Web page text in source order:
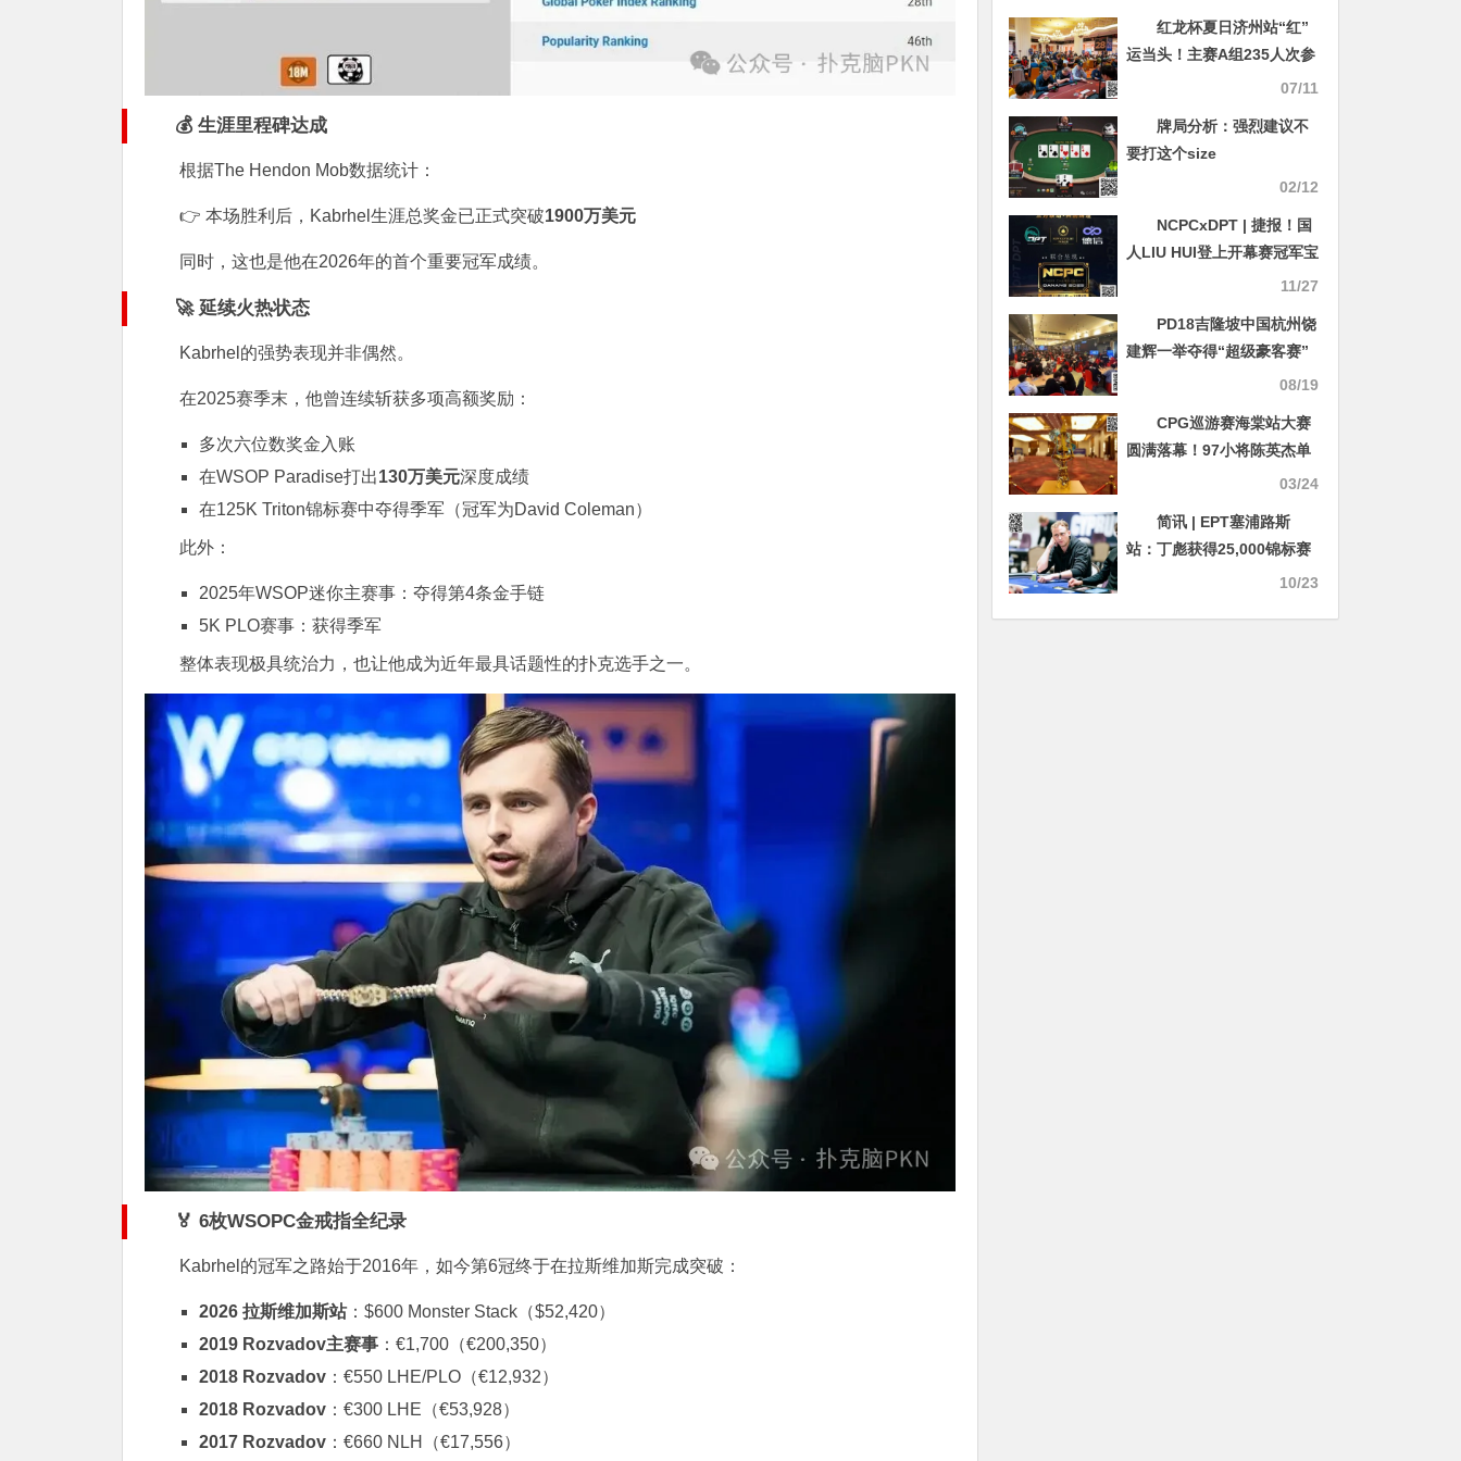
💰 生涯里程碑达成
根据The Hendon Mob数据统计：
👉 本场胜利后，Kabrhel生涯总奖金已正式突破1900万美元
同时，这也是他在2026年的首个重要冠军成绩。
🚀 延续火热状态
Kabrhel的强势表现并非偶然。
在2025赛季末，他曾连续斩获多项高额奖励：
多次六位数奖金入账
在WSOP Paradise打出130万美元深度成绩
在125K Triton锦标赛中夺得季军（冠军为David Coleman）
此外：
2025年WSOP迷你主赛事：夺得第4条金手链
5K PLO赛事：获得季军
整体表现极具统治力，也让他成为近年最具话题性的扑克选手之一。
🏅 6枚WSOPC金戒指全纪录
Kabrhel的冠军之路始于2016年，如今第6冠终于在拉斯维加斯完成突破：
2026 拉斯维加斯站：$600 Monster Stack（$52,420）
2019 Rozvadov主赛事 ：€1,700（€200,350）
2018 Rozvadov ：€550 LHE/PLO（€12,932）
2018 Rozvadov ：€300 LHE（€53,928）
2017 Rozvadov ：€660 NLH（€17,556）
红龙杯夏日济州站“红”
运当头！主赛A组235人次参
赛61人晋级！澳大利亚选手
顶尊龙豪客赛王座！
07/11
牌局分析：强烈建议不
要打这个size
02/12
NCPCxDPT | 捷报！国
人LIU HUI登上开幕赛冠军宝
座，深筹赛CL于国迪强势晋
11/27
PD18吉隆坡中国杭州饶
建辉一举夺得“超级豪客赛”
冠军！主赛事第一轮仅剩最
08/19
CPG巡游赛海棠站大赛
圆满落幕！97小将陈英杰单
挑苦战3小时斩获生涯首冠！
03/24
简讯 | EPT塞浦路斯
站：丁彪获得25,000锦标赛
10/23